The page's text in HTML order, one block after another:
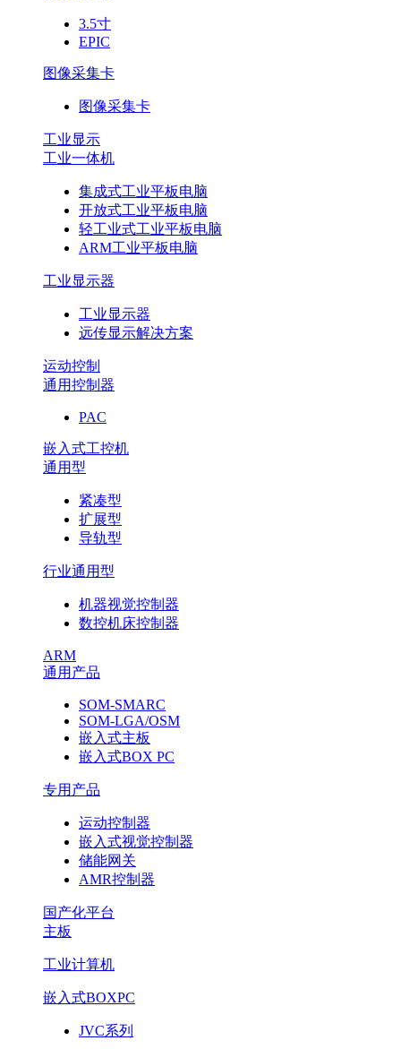
3.5寸
EPIC
图像采集卡
图像采集卡
工业显示
工业一体机
集成式工业平板电脑
开放式工业平板电脑
轻工业式工业平板电脑
ARM工业平板电脑
工业显示器
工业显示器
远传显示解决方案
运动控制
通用控制器
PAC
嵌入式工控机
通用型
紧凑型
扩展型
导轨型
行业通用型
机器视觉控制器
数控机床控制器
ARM
通用产品
SOM-SMARC
SOM-LGA/OSM
嵌入式主板
嵌入式BOX PC
专用产品
运动控制器
嵌入式视觉控制器
储能网关
AMR控制器
国产化平台
主板
工业计算机
嵌入式BOXPC
JVC系列